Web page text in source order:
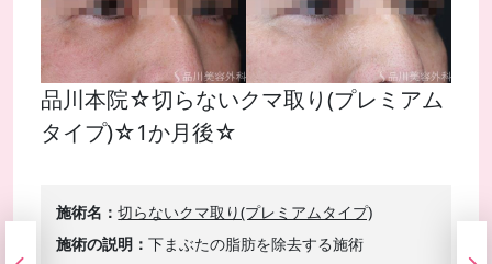
品川本院☆切らないクマ取り(プレミアム
タイプ)☆1か月後☆
施術名
切らないクマ取り(プレミアムタイプ)
施術の説明
下まぶたの脂肪を除去する施術